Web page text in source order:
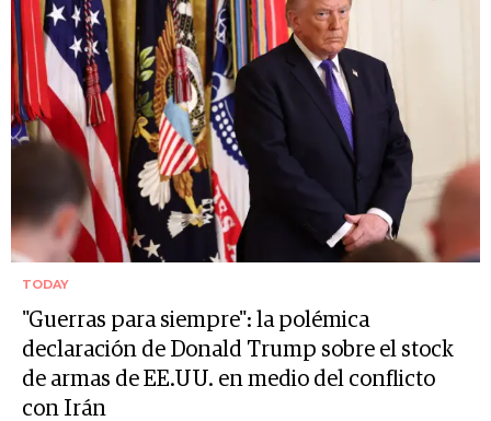
TODAY
"Guerras para siempre": la polémica
declaración de Donald Trump sobre el stock
de armas de EE.UU. en medio del conflicto
con Irán